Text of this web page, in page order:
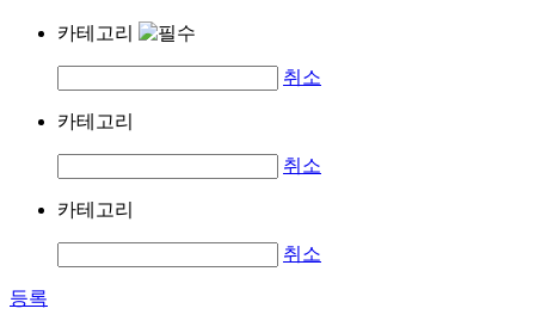
카테고리
취소
카테고리
취소
카테고리
취소
등록